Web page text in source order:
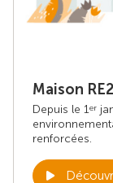
Maison
Depuis le 1er
renforcées.